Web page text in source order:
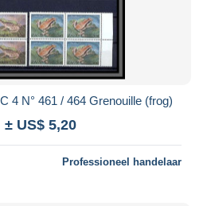
4 N° 461 / 464 Grenouille (frog)
± US$ 5,20
Professioneel handelaar